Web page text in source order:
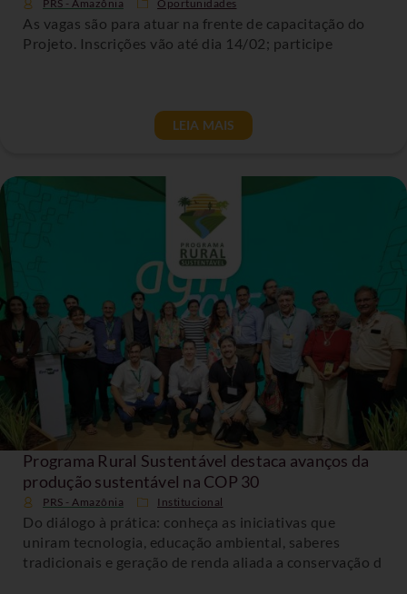
PRS - Amazônia Oportunidades
As vagas são para atuar na frente de capacitação do
Projeto. Inscrições vão até dia 14/02; participe
LEIA MAIS
Programa Rural Sustentável destaca avanços da
produção sustentável na COP 30
PRS - Amazônia Institucional
Do diálogo à prática: conheça as iniciativas que
uniram tecnologia, educação ambiental, saberes
tradicionais e geração de renda aliada a conservação d